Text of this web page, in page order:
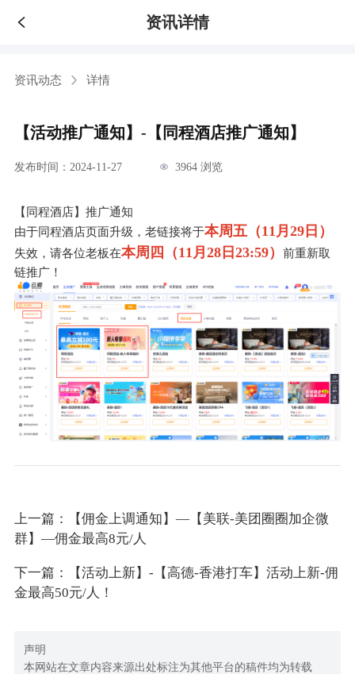
资讯详情
资讯动态 详情
【活动推广通知】-【同程酒店推广通知】
发布时间：2024-11-27 3964 浏览
【同程酒店】推广通知
由于同程酒店页面升级，老链接将于本周五（11月29日）
失效，请各位老板在本周四（11月28日23:59）
前重新取
链推广！
上一篇：【佣金上调通知】—【美联-美团圈圈加企微
群】—佣金最高8元/人
下一篇：【活动上新】-【高德-香港打车】活动上新-佣
金最高50元/人！
声明
本网站在文章内容来源出处标注为其他平台的稿件均为转载